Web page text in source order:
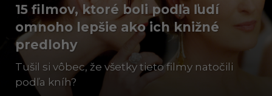
15 filmov, ktoré boli podľa ľudí
omnoho lepšie ako ich knižné
predlohy
Tušil si vôbec, že všetky tieto filmy natočili
podľa kníh?